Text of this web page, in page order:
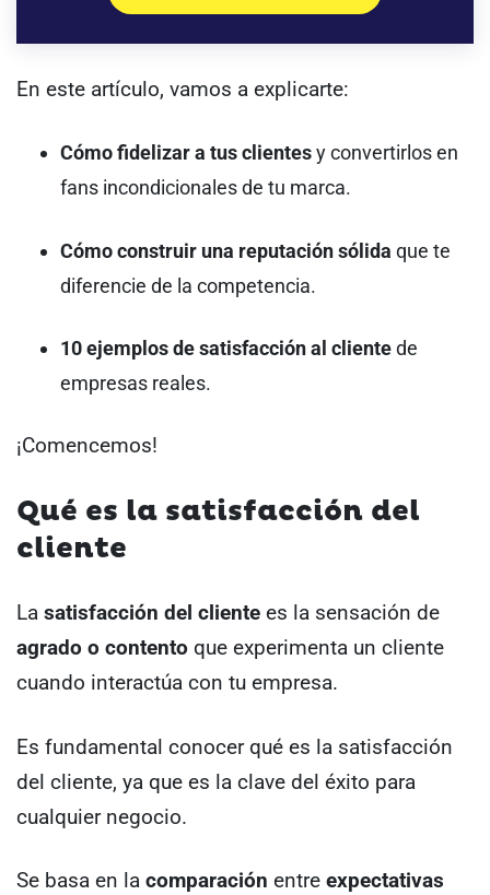
En este artículo, vamos a explicarte:
Cómo fidelizar a tus clientesy convertirlos en
fans incondicionales de tu marca.
Cómo construir una reputación sólida que te
diferencie de la competencia.
10 ejemplos de satisfacción al clientede
empresas reales.
¡Comencemos!
Qué es la satisfacción del
cliente
La satisfacción del cliente es la sensación de
agrado o contento que experimenta un cliente
cuando interactúa con tu empresa.
Es fundamental conocer qué es la satisfacción
del cliente, ya que es la clave del éxito para
cualquier negocio.
Se basa en la comparación entre expectativas